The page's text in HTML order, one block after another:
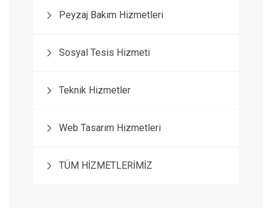
Peyzaj Bakım Hizmetleri
Sosyal Tesis Hizmeti
Teknik Hizmetler
Web Tasarım Hizmetleri
TÜM HİZMETLERİMİZ